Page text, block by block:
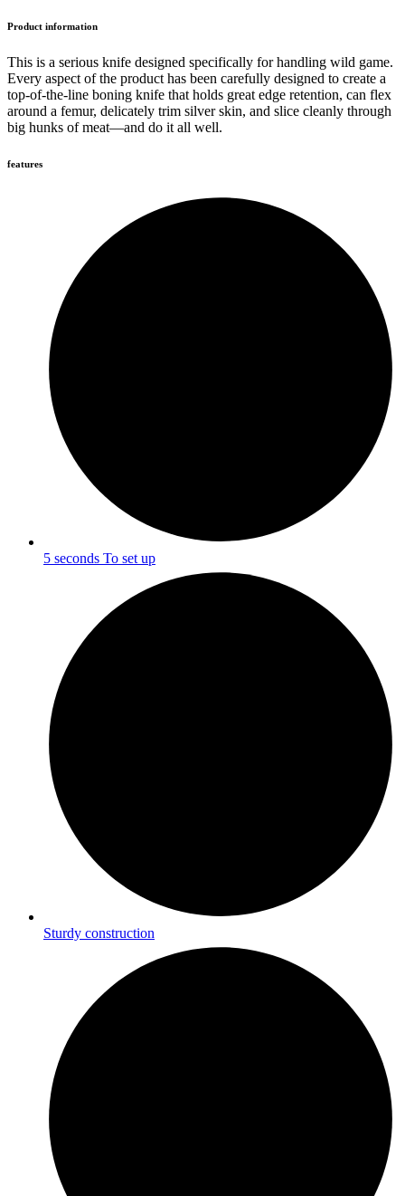
Product information
This is a serious knife designed specifically for handling wild game.
Every aspect of the product has been carefully designed to create a
top-of-the-line boning knife that holds great edge retention, can flex
around a femur, delicately trim silver skin, and slice cleanly through
big hunks of meat—and do it all well.
features
5 seconds To set up
Sturdy construction